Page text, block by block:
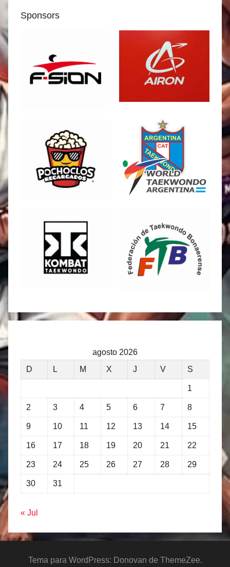
Sponsors
agosto 2026
D
L M X J V S
1
2 3 4 5 6 7 8
9 10 11 12 13 14 15
16 17 18 19 20 21 22
23 24 25 26 27 28 29
30 31
« Jul
Tema para WordPress: Donovan de ThemeZee.